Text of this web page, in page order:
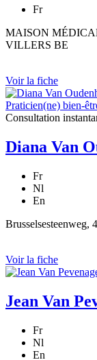
Fr
MAISON
VILLERS BE
Voir la fiche
Consultation
Diana Van
Fr
Nl
En
Brusselsesteenweg,
Voir la fiche
Jean Van
Fr
Nl
En